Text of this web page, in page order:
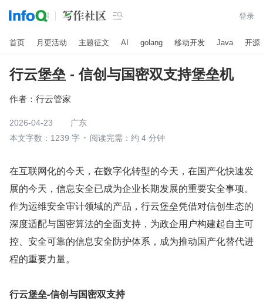
 登录
首页 月更活动 主题征文 AI golang 移动开发 Java 开源
行云堡垒 - 信创与国密双支持堡垒机
作者： 行云管家
2026-04-23
广东
本文字数：1239 字
阅读完需：约 4 分钟
在互联网化的今天，在数字化转型的今天，在国产化快速发
展的今天，信息安全已成为企业长期发展的重要安全事项。
作为运维安全审计领域的产品，行云堡垒凭借对信创生态的
深度适配与国密算法的全面支持，为政企用户构建起自主可
控、安全可靠的信息安全防护体系，成为推动国产化替代进
程的重要力量。
行云堡垒-信创与国密双支持